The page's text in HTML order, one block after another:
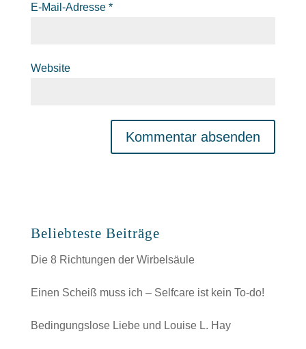
E-Mail-Adresse *
Website
Beliebteste Beiträge
Die 8 Richtungen der Wirbelsäule
Einen Scheiß muss ich – Selfcare ist kein To-do!
Bedingungslose Liebe und Louise L. Hay